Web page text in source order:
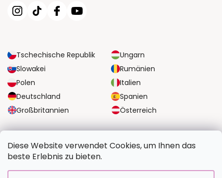
Diese Website verwendet Cookies, um Ihnen das
beste Erlebnis zu bieten.
Tschechische Republik
Ungarn
Slowakei
Rumänien
Polen
Italien
Deutschland
Spanien
Großbritannien
Österreich
SICHERE ZAHLUNGSOPTIONEN